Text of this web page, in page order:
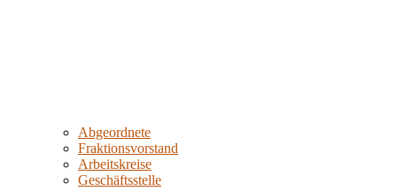
Abgeordnete
Fraktionsvorstand
Arbeitskreise
Geschäftsstelle